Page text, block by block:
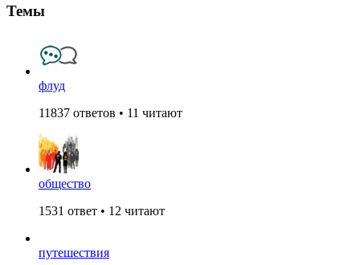
Темы
флуд
11837 ответов • 11 читают
общество
1531 ответ • 12 читают
путешествия